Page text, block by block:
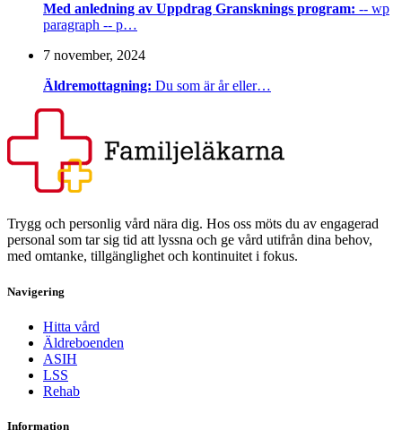
Med anledning av Uppdrag Gransknings program: -- wp
paragraph -- p…
7 november, 2024
Äldremottagning: Du som är år eller…
Trygg och personlig vård nära dig. Hos oss möts du av engagerad
personal som tar sig tid att lyssna och ge vård utifrån dina behov,
med omtanke, tillgänglighet och kontinuitet i fokus.
Navigering
Hitta vård
Äldreboenden
ASIH
LSS
Rehab
Information